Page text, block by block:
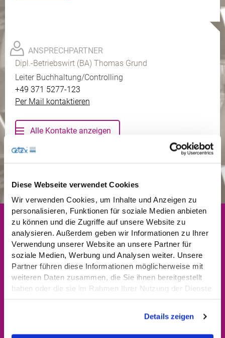
Diese Webseite verwendet Cookies
Wir verwenden Cookies, um Inhalte und Anzeigen zu
personalisieren, Funktionen für soziale Medien anbieten
zu können und die Zugriffe auf unsere Website zu
analysieren. Außerdem geben wir Informationen zu Ihrer
Verwendung unserer Website an unsere Partner für
soziale Medien, Werbung und Analysen weiter. Unsere
Partner führen diese Informationen möglicherweise mit
weiteren Daten zusammen, die Sie ihnen bereitgestellt
haben oder die sie im Rahmen Ihrer Nutzung der Dienste
Details zeigen
ANSPRECHPARTNER
Dipl.-Betriebswirt (BA) Thomas Grund
Leiter Buchhaltung/Controlling
+49 371 5277-123
Per Mail kontaktieren
Alle Kontakte anzeigen
DIG SIG TU CHEMNITZ
DATENSCHUTZERKLÄRUNG